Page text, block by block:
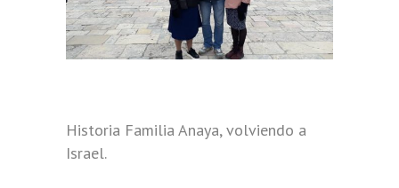
Historia Familia Anaya, volviendo a
Israel.